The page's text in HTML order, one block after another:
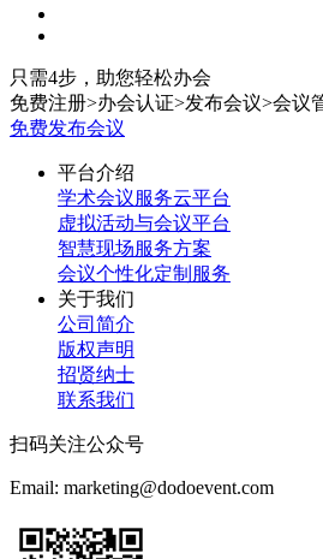
只需4步，助您轻松办会
免费注册>办会认证>发布会议>会议
免费发布会议
平台介绍
学术会议服务云平台
虚拟活动与会议平台
智慧现场服务方案
会议个性化定制服务
关于我们
公司简介
版权声明
招贤纳士
联系我们
扫码关注公众号
Email: marketing@dodoevent.com